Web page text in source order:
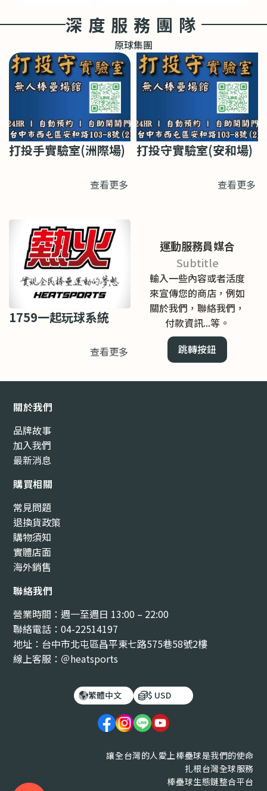
深度服務團隊
原球集團
打投手實驗室(洲際場)
查看更多
打投守實驗室(安和場)
查看更多
1759一起玩球系統
查看更多
運動服務員媒合
Subtitle
輸入一些內容或者活度
來宣傳您的商店，例如
關於我們，聯絡我們，
付款資訊...等。
跳轉按鈕
關於我們
品牌故事
加入我們
最新消息
購買相關
常見問題
退換貨政策
購物須知
實體店面
海外銷售
聯絡我們
營業時間：週一至週日 13:00 – 22:00
聯絡電話：04-22514197
地址：台中市北屯區昌平東七路575巷58號2樓
線上客服：＠heatsports
繁體中文 $ USD
讓全台灣的人愛上棒壘球是我們的使命
扎根台灣全球服務
棒壘球生態鏈整合平台